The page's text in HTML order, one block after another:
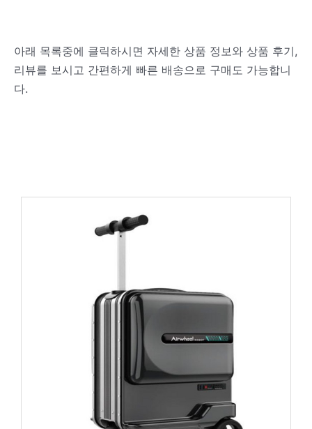
아래 목록중에 클릭하시면 자세한 상품 정보와 상품 후기,
리뷰를 보시고 간편하게 빠른 배송으로 구매도 가능합니
다.